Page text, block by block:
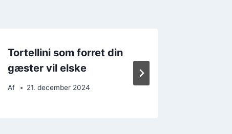
Tortellini som forret din
gæster vil elske
Af 21. december 2024